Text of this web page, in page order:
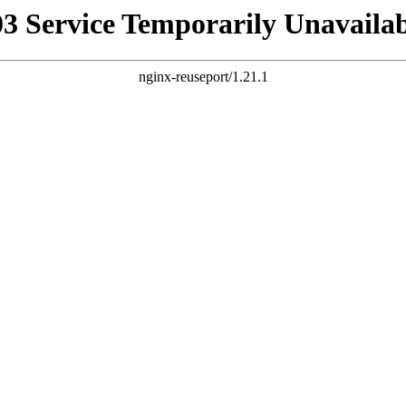
Service Temporarily
nginx-reuseport/1.21.1